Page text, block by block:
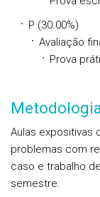
P (30.00%)
Avaliação
Prova
Aulas expositivas
problemas com
caso e trabalho
semestre.